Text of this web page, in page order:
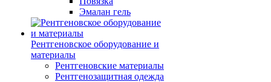
Эмалан гель
Рентгеновское оборудование и
материалы
Рентгеновские материалы
Рентгенозащитная одежда